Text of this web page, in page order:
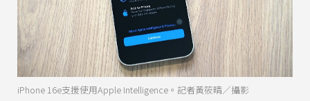
iPhone 16e支援使用Apple Intelligence。記者黃筱晴／攝影